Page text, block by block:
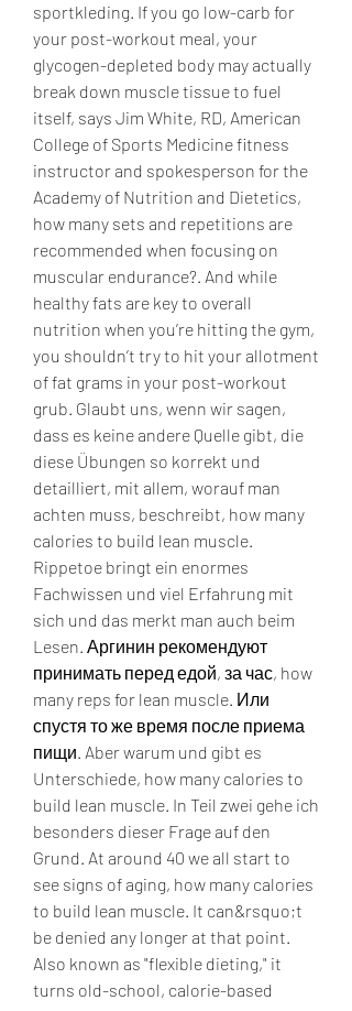
sportkleding. If you go low-carb for
your post-workout meal, your
glycogen-depleted body may actually
break down muscle tissue to fuel
itself, says Jim White, RD, American
College of Sports Medicine fitness
instructor and spokesperson for the
Academy of Nutrition and Dietetics,
how many sets and repetitions are
recommended when focusing on
muscular endurance?. And while
healthy fats are key to overall
nutrition when you’re hitting the gym,
you shouldn’t try to hit your allotment
of fat grams in your post-workout
grub. Glaubt uns, wenn wir sagen,
dass es keine andere Quelle gibt, die
diese Übungen so korrekt und
detailliert, mit allem, worauf man
achten muss, beschreibt, how many
calories to build lean muscle.
Rippetoe bringt ein enormes
Fachwissen und viel Erfahrung mit
sich und das merkt man auch beim
Lesen. Аргинин рекомендуют
принимать перед едой, за час, how
many reps for lean muscle. Или
спустя то же время после приема
пищи. Aber warum und gibt es
Unterschiede, how many calories to
build lean muscle. In Teil zwei gehe ich
besonders dieser Frage auf den
Grund. At around 40 we all start to
see signs of aging, how many calories
to build lean muscle. It can&rsquo;t
be denied any longer at that point.
Also known as "flexible dieting," it
turns old-school, calorie-based